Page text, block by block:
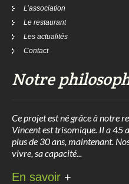
L’association
Le restaurant
Les actualités
Contact
Notre
Ce projet est né grâce à notre
Vincent est trisomique. Il a 45
plus de 30 ans, maintenant.
vivre, sa capacité...
En savoir +